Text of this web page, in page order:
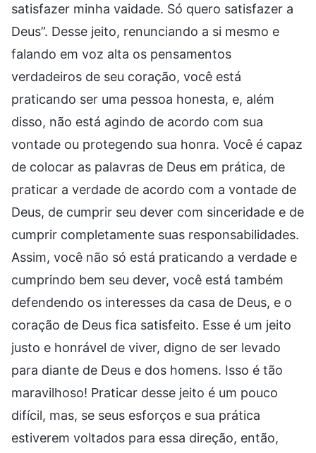
satisfazer minha vaidade. Só quero satisfazer a
Deus”. Desse jeito, renunciando a si mesmo e
falando em voz alta os pensamentos
verdadeiros de seu coração, você está
praticando ser uma pessoa honesta, e, além
disso, não está agindo de acordo com sua
vontade ou protegendo sua honra. Você é capaz
de colocar as palavras de Deus em prática, de
praticar a verdade de acordo com a vontade de
Deus, de cumprir seu dever com sinceridade e de
cumprir completamente suas responsabilidades.
Assim, você não só está praticando a verdade e
cumprindo bem seu dever, você está também
defendendo os interesses da casa de Deus, e o
coração de Deus fica satisfeito. Esse é um jeito
justo e honrável de viver, digno de ser levado
para diante de Deus e dos homens. Isso é tão
maravilhoso! Praticar desse jeito é um pouco
difícil, mas, se seus esforços e sua prática
estiverem voltados para essa direção, então,